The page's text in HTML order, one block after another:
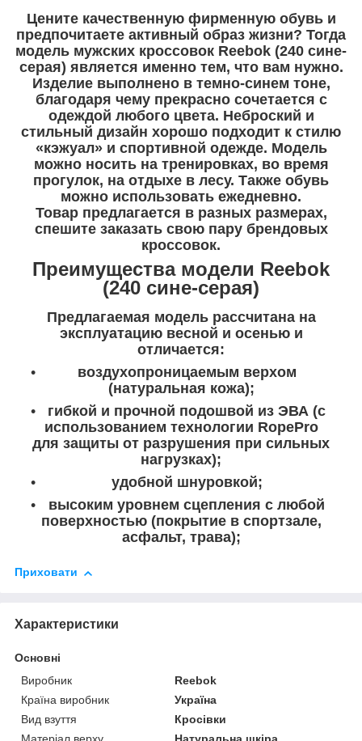
Цените качественную фирменную обувь и
предпочитаете активный образ жизни? Тогда
модель мужских кроссовок Reebok (240 сине-
серая) является именно тем, что вам нужно.
Изделие выполнено в темно-синем тоне,
благодаря чему прекрасно сочетается с
одеждой любого цвета. Неброский и
стильный дизайн хорошо подходит к стилю
«кэжуал» и спортивной одежде. Модель
можно носить на тренировках, во время
прогулок, на отдыхе в лесу. Также обувь
можно использовать ежедневно.
Товар предлагается в разных размерах,
спешите заказать свою пару брендовых
кроссовок.
Преимущества модели Reebok
(240 сине-серая)
Предлагаемая модель рассчитана на
эксплуатацию весной и осенью и
отличается:
воздухопроницаемым верхом
(натуральная кожа);
гибкой и прочной подошвой из ЭВА (с
использованием технологии RopePro
для защиты от разрушения при сильных
нагрузках);
удобной шнуровкой;
высоким уровнем сцепления с любой
поверхностью (покрытие в спортзале,
асфальт, трава);
Приховати
Характеристики
Основні
Виробник
Reebok
Країна виробник
Україна
Вид взуття
Кросівки